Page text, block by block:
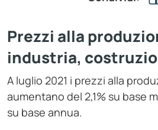
Prezzi alla
industria,
A luglio 2021 i prezzi alla
aumentano del 2,1% su base
su base annua.